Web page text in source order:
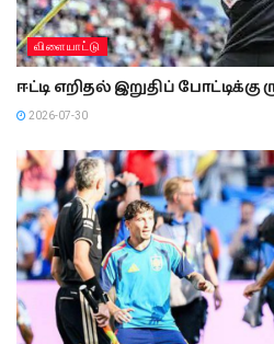
விளையாட்டு
ஈட்டி எறிதல் இறுதிப் போட்டிக்கு
2026-07-30